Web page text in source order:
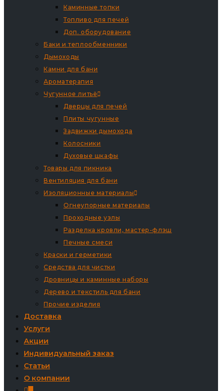
Каминные топки
Топливо для печей
Доп. оборудование
Баки и теплообменники
Дымоходы
Камни для бани
Ароматерапия
Чугунное литьё
Дверцы для печей
Плиты чугунные
Задвижки дымохода
Колосники
Духовые шкафы
Товары для пикника
Вентиляция для бани
Изоляционные материалы
Огнеупорные материалы
Проходные узлы
Разделка кровли, мастер-флэш
Печные смеси
Краски и герметики
Средства для чистки
Дровницы и каминные наборы
Дерево и текстиль для бани
Прочие изделия
Доставка
Услуги
Акции
Индивидуальный заказ
Статьи
О компании